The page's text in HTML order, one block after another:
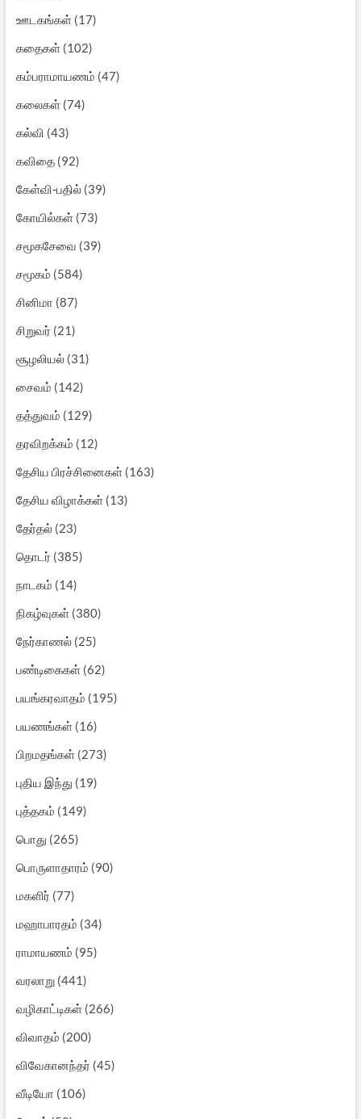
ஊடகங்கள்(17)
கதைகள்(102)
கம்பராமாயணம் (47)
கலைகள்(74)
கல்வி (43)
கவிதை(92)
கேள்வி-பதில்(39)
கோயில்கள்(73)
சமூகசேவை (39)
சமூகம் (584)
சினிமா (87)
சிறுவர் (21)
சூழலியல்(31)
சைவம் (142)
தத்துவம் (129)
தரவிறக்கம் (12)
தேசிய பிரச்சினைகள்(163)
தேசிய விழாக்கள்(13)
தேர்தல்(23)
தொடர் (385)
நாடகம் (14)
நிகழ்வுகள்(380)
நேர்காணல்(25)
பண்டிகைகள்(62)
பயங்கரவாதம் (195)
பயணங்கள்(16)
பிறமதங்கள்(273)
புதிய இந்து (19)
புத்தகம் (149)
பொது (265)
பொருளாதாரம் (90)
மகளிர் (77)
மஹாபாரதம் (34)
ராமாயணம் (95)
வரலாறு(441)
வழிகாட்டிகள்(266)
விவாதம் (200)
விவேகானந்தர் (45)
வீடியோ (106)